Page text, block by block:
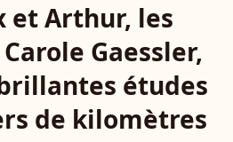
et Arthur, les
Gaessler,
études
de kilomètres